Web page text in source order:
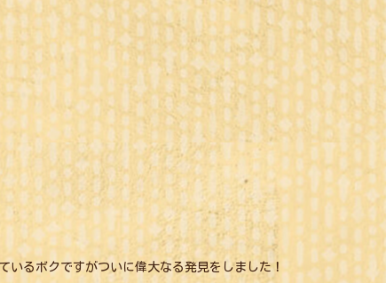
いるボクですがついに偉大なる発見をしました！